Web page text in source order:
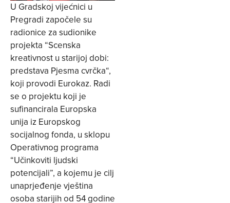
U Gradskoj vijećnici u
Pregradi započele su
radionice za sudionike
projekta “Scenska
kreativnost u starijoj dobi:
predstava Pjesma cvrčka“,
koji provodi Eurokaz. Radi
se o projektu koji je
sufinancirala Europska
unija iz Europskog
socijalnog fonda, u sklopu
Operativnog programa
“Učinkoviti ljudski
potencijali”, a kojemu je cilj
unaprjeđenje vještina
osoba starijih od 54 godine